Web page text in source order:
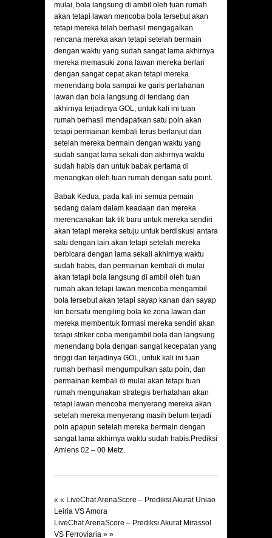
mulai, bola langsung di ambil oleh tuan rumah
akan tetapi lawan mencoba bola tersebut akan
tetapi mereka telah berhasil mengagalkan
rencana mereka akan tetapi setelah bermain
dengan waktu yang sudah sangat lama akhirnya
mereka memasuki zona lawan mereka berlari
dengan sangat cepat akan tetapi mereka
menendang bola sampai ke garis pertahanan
lawan dan bola langsung di tendang dan
akhirnya terjadinya GOL, untuk kali ini tuan
rumah berhasil mendapatkan satu poin akan
tetapi permainan kembali terus berlanjut dan
setelah mereka bermain dengan waktu yang
sudah sangat lama sekali dan akhirnya waktu
sudah habis dan untuk babak pertama di
menangkan oleh tuan rumah dengan satu point.
Babak Kedua, pada kali ini semua pemain
sedang dalam dalam keadaan dan mereka
merencanakan tak tik baru untuk mereka sendiri
akan tetapi mereka setuju untuk berdiskusi antara
satu dengan lain akan tetapi setelah mereka
berbicara dengan lama sekali akhirnya waktu
sudah habis, dan permainan kembali di mulai
akan tetapi bola langsung di ambil oleh tuan
rumah akan tetapi lawan mencoba mengambil
bola tersebut akan tetapi sayap kanan dan sayap
kiri bersatu mengiling bola ke zona lawan dan
mereka membentuk formasi mereka sendiri akan
tetapi striker coba mengambil bola dan langsung
menendang bola dengan sangat kecepatan yang
tinggi dan terjadinya GOL, untuk kali ini tuan
rumah berhasil mengumpulkan satu poin, dan
permainan kembali di mulai akan tetapi tuan
rumah mengunakan strategis berhatahan akan
tetapi lawan mencoba menyerang mereka akan
setelah mereka menyerang masih belum terjadi
poin apapun setelah mereka bermain dengan
sangat lama akhirnya waktu sudah habis.Prediksi
Amiens 02 – 00 Metz.
« « LiveChat ArenaScore – Prediksi Akurat Uniao
Leiria VS Amora
LiveChat ArenaScore – Prediksi Akurat Mirassol
VS Ferroviaria » »